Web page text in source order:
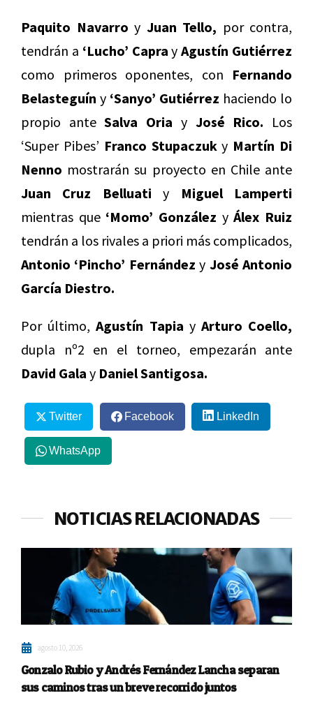
Paquito Navarro y Juan Tello, por contra,
tendrán a ‘Lucho’ Capra yAgustín Gutiérrez
como primeros oponentes, con Fernando
Belasteguín y ‘Sanyo’ Gutiérrez haciendo lo
propio anteSalva Oria y José Rico. Los
‘Super Pibes’ Franco Stupaczuky Martín Di
Nenno mostrarán su proyecto en Chile ante
Juan Cruz Belluati y Miguel Lamperti
mientras que ‘Momo’ González yÁlex Ruiz
tendrán a los rivales a priori más complicados,
Antonio ‘Pincho’ Fernández y José Antonio
García Diestro.
Por último,Agustín Tapia y Arturo Coello,
dupla nº2 en el torneo, empezarán ante
David Gala y Daniel Santigosa.
Twitter Facebook LinkedIn
WhatsApp
NOTICIAS RELACIONADAS
agosto 10, 2026
Gonzalo Rubio y Andrés Fernández Lancha separan
sus caminos tras un breve recorrido juntos